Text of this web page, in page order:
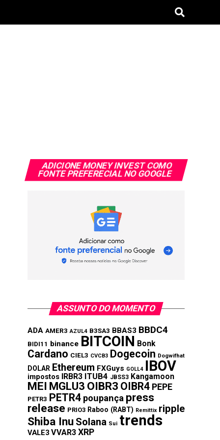
ADICIONE MONEY INVEST COMO
FONTE PREFERECIAL NO GOOGLE
ASSUNTO DO MOMENTO
ADA AMER3 AZUL4 B3SA3 BBAS3 BBDC4
BIDI11 binance BITCOIN Bonk
Cardano CIEL3 CVCB3 Dogecoin Dogwifhat
DOLAR Ethereum FXGuys GOLL4 IBOV
impostos IRBR3 ITUB4 JBSS3 Kangamoon
MEI MGLU3 OIBR3 OIBR4 PEPE
PETR3 PETR4 poupança press
release PRIO3 Raboo (RABT) Remittix ripple
Shiba Inu Solana Sui trends
VALE3 VVAR3 XRP